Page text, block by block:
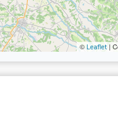
© Leaflet |